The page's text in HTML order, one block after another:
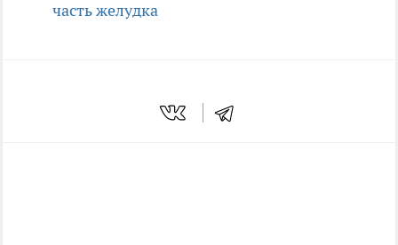
часть желудка